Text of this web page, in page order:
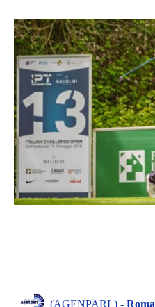
(AGENPARL) - Roma